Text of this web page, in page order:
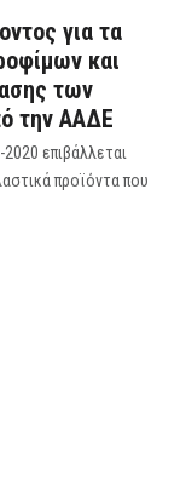
για τα
και
των
την ΑΑΔΕ
επιβάλλεται
προϊόντα που